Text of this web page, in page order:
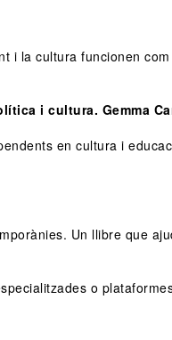
i la cultura funcionen
i cultura. Gemma
en cultura i
Un llibre que
o